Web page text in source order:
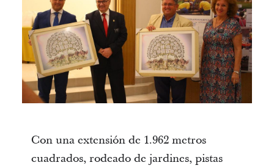
Con una extensión de 1.962 metros
cuadrados, rodeado de jardines, pistas